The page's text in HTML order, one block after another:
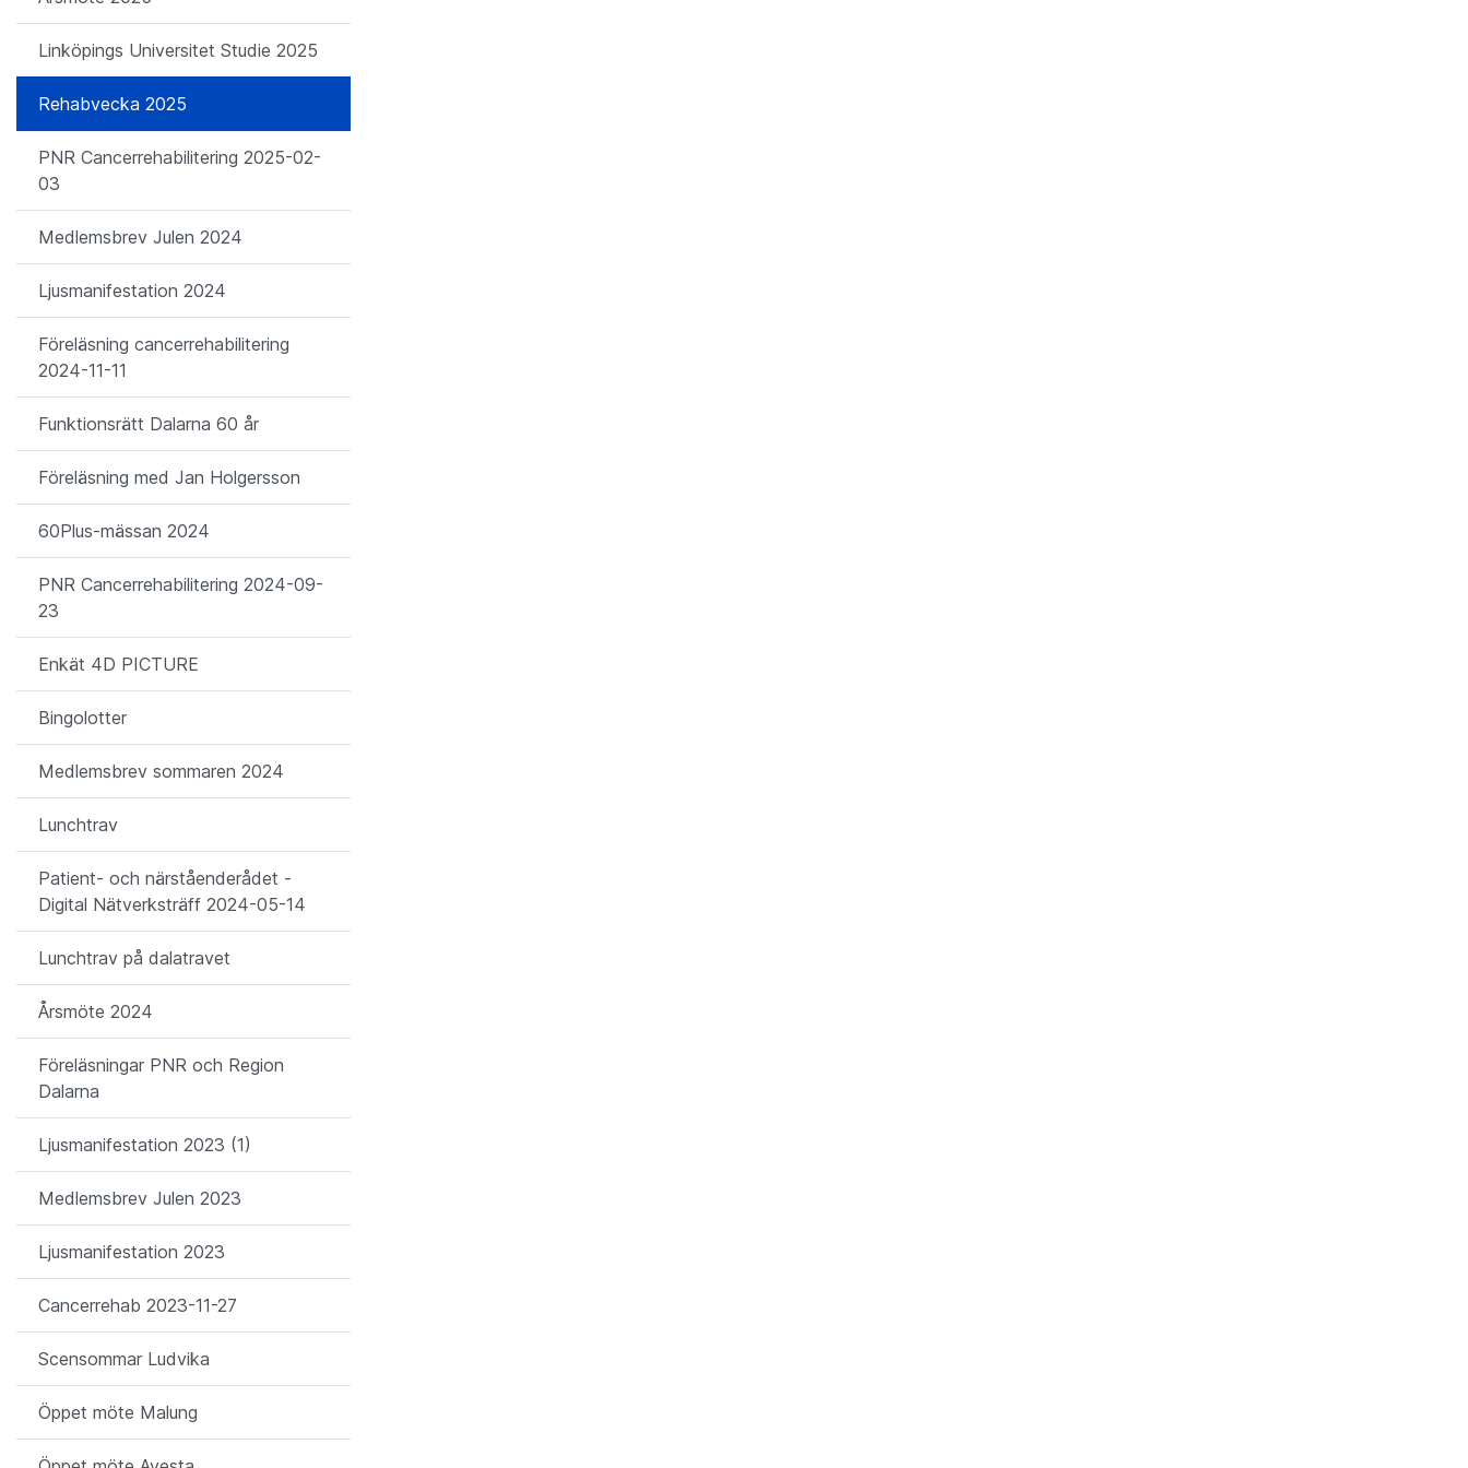
Linköpings Universitet Studie 2025
Rehabvecka 2025
PNR Cancerrehabilitering 2025-02-
03
Medlemsbrev Julen 2024
Ljusmanifestation 2024
Föreläsning cancerrehabilitering
2024-11-11
Funktionsrätt Dalarna 60 år
Föreläsning med Jan Holgersson
60Plus-mässan 2024
PNR Cancerrehabilitering 2024-09-
23
Enkät 4D PICTURE
Bingolotter
Medlemsbrev sommaren 2024
Lunchtrav
Patient- och närståenderådet -
Digital Nätverksträff 2024-05-14
Lunchtrav på dalatravet
Årsmöte 2024
Föreläsningar PNR och Region
Dalarna
Ljusmanifestation 2023 (1)
Medlemsbrev Julen 2023
Ljusmanifestation 2023
Cancerrehab 2023-11-27
Scensommar Ludvika
Öppet möte Malung